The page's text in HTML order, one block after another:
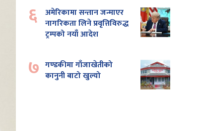
६ अमेरिकामा सन्तान जन्माएर
नागरिकता लिने प्रवृत्तिविरुद्ध
ट्रम्पको नयाँ आदेश
७ गण्डकीमा गाँजाखेतीको
कानुनी बाटो खुल्यो